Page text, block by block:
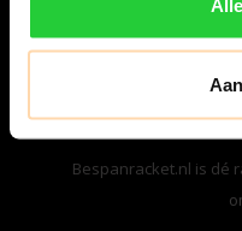
Bespanracket.nl is dé